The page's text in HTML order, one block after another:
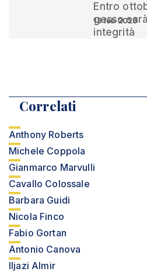
Entro
gesso
integrità
13 feb 2025
Correlati
Anthony Roberts
Michele Coppola
Gianmarco Marvulli
Cavallo Colossale
Barbara Guidi
Nicola Finco
Fabio Gortan
Antonio Canova
Iljazi Almir